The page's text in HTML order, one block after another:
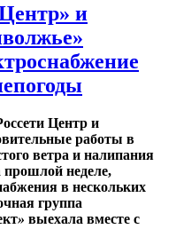
и
Центр и
работы в
ветра и налипания
прошлой неделе,
в нескольких
группа
» выехала вместе с